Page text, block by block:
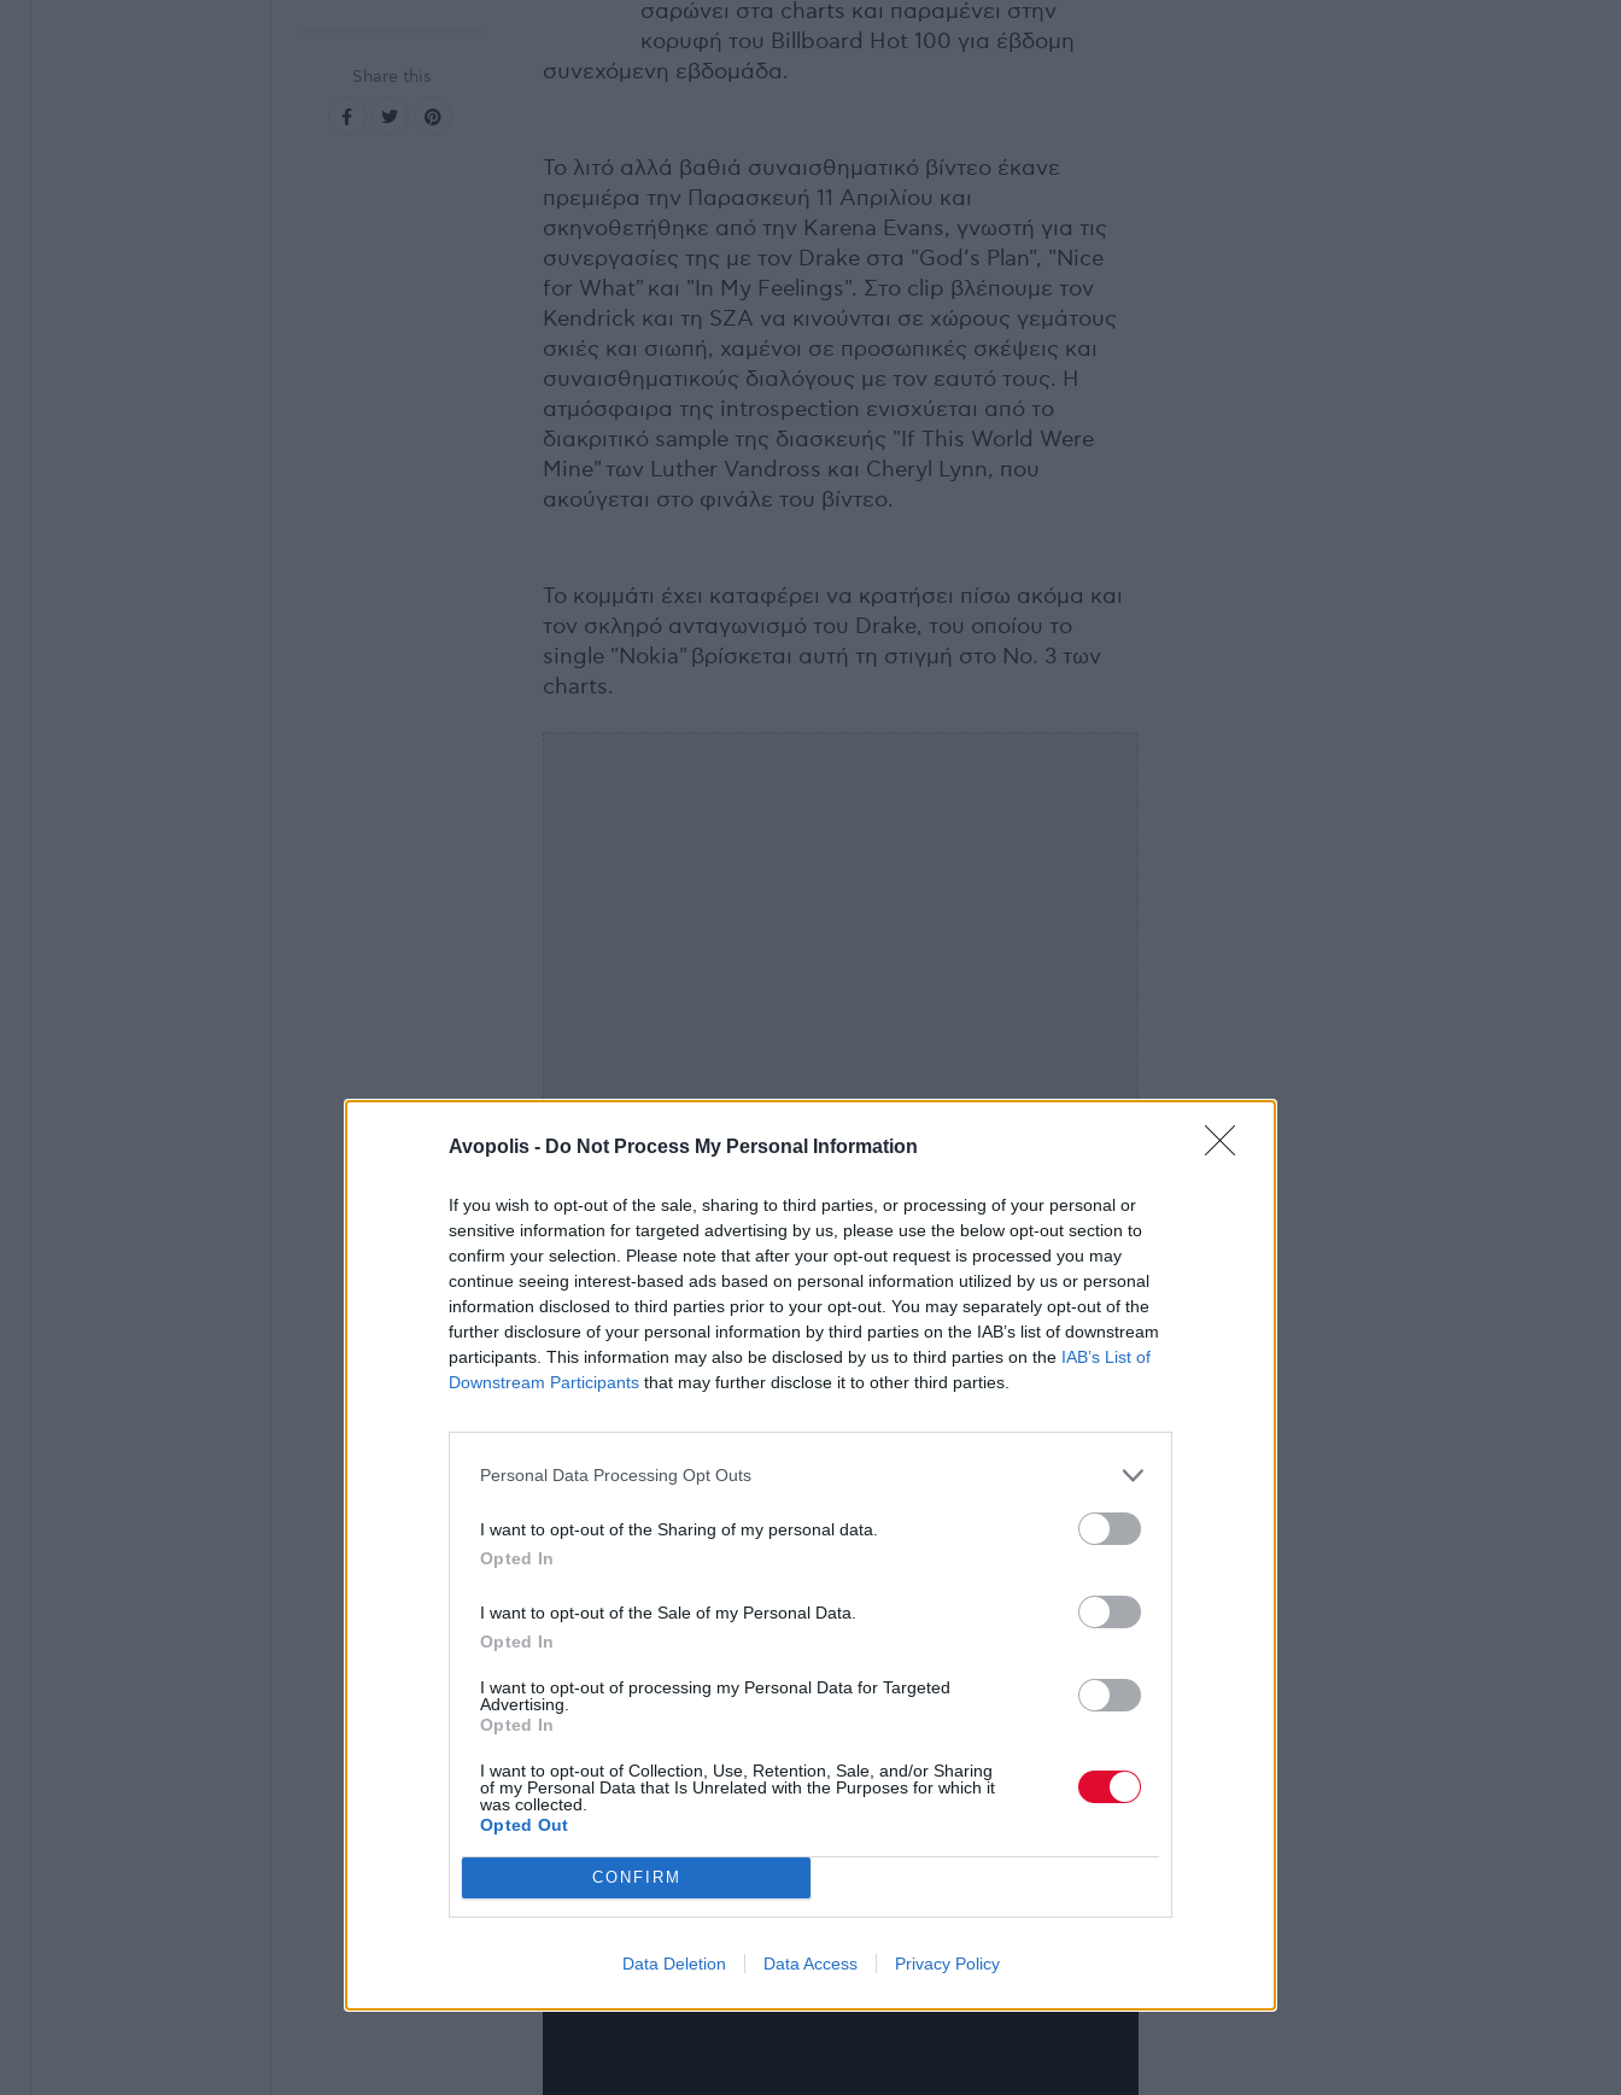
Avopolis - Do Not Process My Personal Information
If you wish to opt-out of the sale, sharing to third parties, or processing of your personal or
sensitive information for targeted advertising by us, please use the below opt-out section to
confirm your selection. Please note that after your opt-out request is processed you may
continue seeing interest-based ads based on personal information utilized by us or personal
information disclosed to third parties prior to your opt-out. You may separately opt-out of the
further disclosure of your personal information by third parties on the IAB’s list of downstream
participants. This information may also be disclosed by us to third parties on the IAB’s List of
Downstream Participants that may further disclose it to other third parties.
Personal Data Processing Opt Outs
I want to opt-out of the Sharing of my personal data.
Opted In
I want to opt-out of the Sale of my Personal Data.
Opted In
I want to opt-out of processing my Personal Data for Targeted
Advertising.
Opted In
I want to opt-out of Collection, Use, Retention, Sale, and/or Sharing
of my Personal Data that Is Unrelated with the Purposes for which it
was collected.
Opted Out
CONFIRM
Data Deletion Data Access Privacy Policy
Share this
σαρώνει στα charts και παραμένει στην
κορυφή του Billboard Hot 100 για έβδομη
συνεχόμενη εβδομάδα.
Το λιτό αλλά βαθιά συναισθηματικό βίντεο έκανε
πρεμιέρα την Παρασκευή 11 Απριλίου και
σκηνοθετήθηκε από την Karena Evans, γνωστή για τις
συνεργασίες της με τον Drake στα "God’s Plan", "Nice
for What" και "In My Feelings". Στο clip βλέπουμε τον
Kendrick και τη SZA να κινούνται σε χώρους γεμάτους
σκιές και σιωπή, χαμένοι σε προσωπικές σκέψεις και
συναισθηματικούς διαλόγους με τον εαυτό τους. Η
ατμόσφαιρα της introspection ενισχύεται από το
διακριτικό sample της διασκευής "If This World Were
Mine" των Luther Vandross και Cheryl Lynn, που
ακούγεται στο φινάλε του βίντεο.
Το κομμάτι έχει καταφέρει να κρατήσει πίσω ακόμα και
τον σκληρό ανταγωνισμό του Drake, του οποίου το
single "Nokia" βρίσκεται αυτή τη στιγμή στο No. 3 των
charts.
Η κυκλοφορία του video έρχεται λίγες μόνο μέρες πριν
την έναρξη της Grand National Tour, της κοινής
περιοδείας των δύο καλλιτεχνών που αναμένεται να
φέρει θύελλα ενθουσιασμού στους fans παγκοσμίως. Η
περιοδεία περιλαμβάνει 39 σταθμούς σε Βόρεια
Αμερική και Ευρώπη, ξεκινώντας στις 19 Απριλίου στη
Μινεάπολη και ολοκληρώνοντας το ταξίδι της στις 9